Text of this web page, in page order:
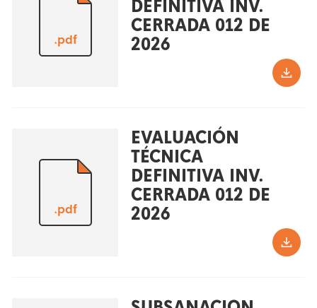
.pdf
DEFINITIVA INV.
CERRADA 012 DE
2026
.pdf
EVALUACIÓN
TÉCNICA
DEFINITIVA INV.
CERRADA 012 DE
2026